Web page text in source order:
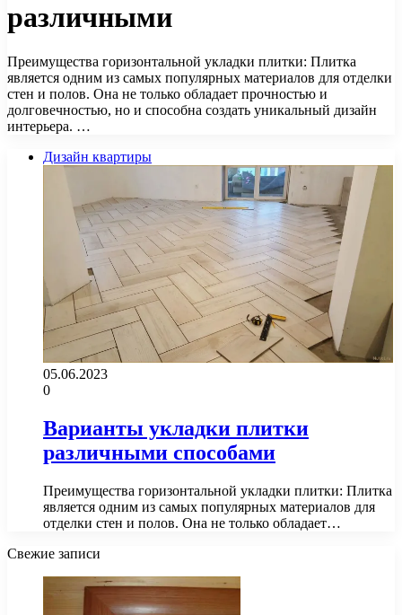
различными
Преимущества горизонтальной укладки плитки: Плитка
является одним из самых популярных материалов для отделки
стен и полов. Она не только обладает прочностью и
долговечностью, но и способна создать уникальный дизайн
интерьера. …
Дизайн квартиры
05.06.2023
0
Варианты укладки плитки
различными способами
Преимущества горизонтальной укладки плитки: Плитка
является одним из самых популярных материалов для
отделки стен и полов. Она не только обладает…
Свежие записи